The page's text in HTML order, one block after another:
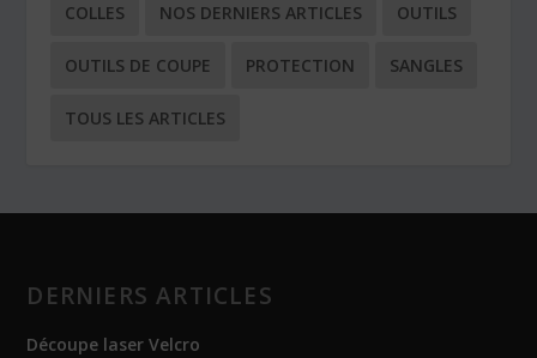
COLLES NOS DERNIERS ARTICLES OUTILS
OUTILS DE COUPE PROTECTION SANGLES
TOUS LES ARTICLES
DERNIERS ARTICLES
Découpe laser Velcro